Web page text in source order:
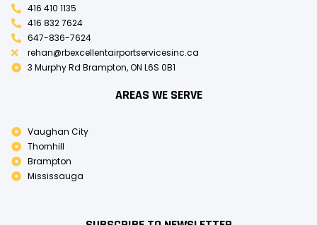
416 410 1135
416 832 7624
647-836-7624
rehan@rbexcellentairportservicesinc.ca
3 Murphy Rd Brampton, ON L6S 0B1
AREAS WE SERVE
Vaughan City
Thornhill
Brampton
Mississauga